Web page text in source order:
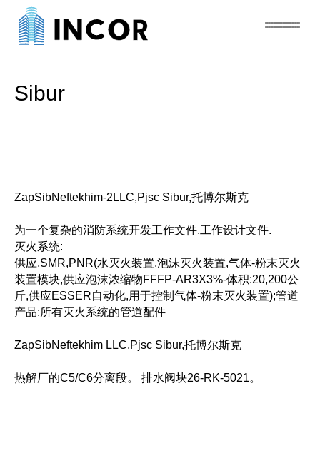
Sibur
ZapSibNeftekhim-2LLC,Pjsc Sibur,托博尔斯克
为一个复杂的消防系统开发工作文件,工作设计文件.
灭火系统:
供应,SMR,PNR(水灭火装置,泡沫灭火装置,气体-粉末灭火
装置模块,供应泡沫浓缩物FFFP-AR3X3%-体积:20,200公
斤,供应ESSER自动化,用于控制气体-粉末灭火装置);管道
产品;所有灭火系统的管道配件
ZapSibNeftekhim LLC,Pjsc Sibur,托博尔斯克
热解厂的C5/C6分离段。 排水阀块26-RK-5021。